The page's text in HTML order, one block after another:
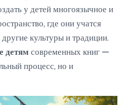
у детей многоязычное и
где они учатся
культуры и традиции.
детям современных книг —
процесс, но и